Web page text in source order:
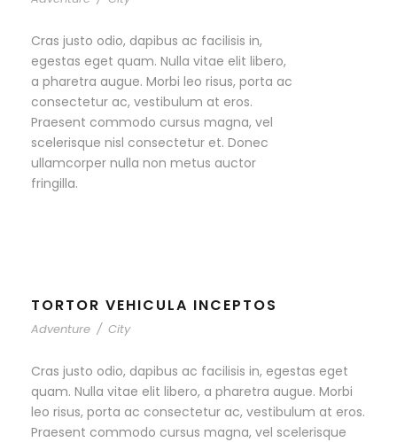
Cras justo odio, dapibus ac facilisis in,
egestas eget quam. Nulla vitae elit libero,
a pharetra augue. Morbi leo risus, porta ac
consectetur ac, vestibulum at eros.
Praesent commodo cursus magna, vel
scelerisque nisl consectetur et. Donec
ullamcorper nulla non metus auctor
fringilla.
TORTOR VEHICULA INCEPTOS
Adventure / City
Cras justo odio, dapibus ac facilisis in, egestas eget
quam. Nulla vitae elit libero, a pharetra augue. Morbi
leo risus, porta ac consectetur ac, vestibulum at eros.
Praesent commodo cursus magna, vel scelerisque